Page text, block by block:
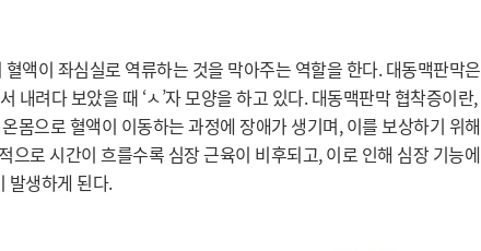
액이 좌심실로 역류하는 것을 막아주는 역할을 한다. 대동맥판막은
려다 보았을 때 ‘ㅅ’자 모양을 하고 있다. 대동맥판막 협착증이란,
몸으로 혈액이 이동하는 과정에 장애가 생기며, 이를 보상하기 위해
로 시간이 흐를수록 심장 근육이 비후되고, 이로 인해 심장 기능에
발생하게 된다.